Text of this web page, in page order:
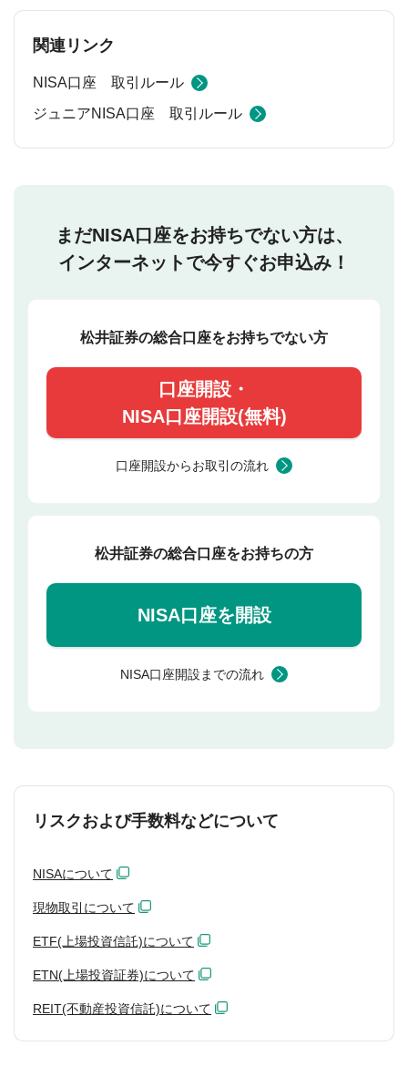
関連リンク
NISA口座 取引ルール
ジュニアNISA口座 取引ルール
まだNISA口座をお持ちでない方は、
インターネットで今すぐお申込み！
松井証券の総合口座をお持ちでない方
口座開設・
NISA口座開設(無料)
口座開設からお取引の流れ
松井証券の総合口座をお持ちの方
NISA口座を開設
NISA口座開設までの流れ
リスクおよび手数料などについて
NISAについて
現物取引について
ETF(上場投資信託)について
ETN(上場投資証券)について
REIT(不動産投資信託)について